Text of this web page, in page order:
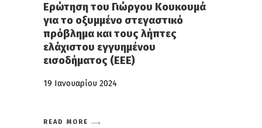
Ερώτηση του Γιώργου Κουκουμά
για το οξυμμένο στεγαστικό
πρόβλημα και τους λήπτες
ελάχιστου εγγυημένου
εισοδήματος (ΕΕΕ)
19 Ιανουαρίου 2024
READ MORE